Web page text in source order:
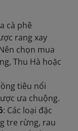
cà phê
rang xay
chọn mua
Thu Hà hoặc
tiêu nổi
ưa chuộng.
: Các loại đặc
tre rừng, rau